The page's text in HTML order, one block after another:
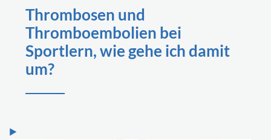
Thrombosen und
Thromboembolien bei
Sportlern, wie gehe ich damit
um?